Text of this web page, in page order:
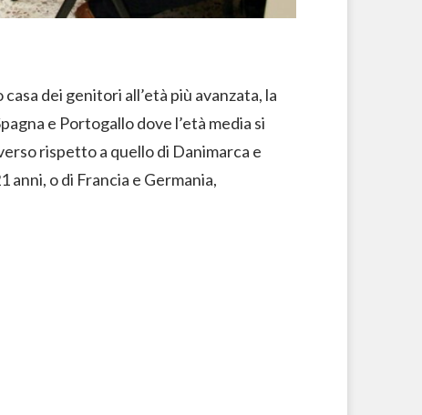
dei genitori all’età più avanzata, la
e Portogallo dove l’età media si
rispetto a quello di Danimarca e
anni, o di Francia e Germania,